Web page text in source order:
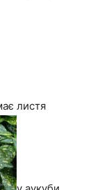
листя